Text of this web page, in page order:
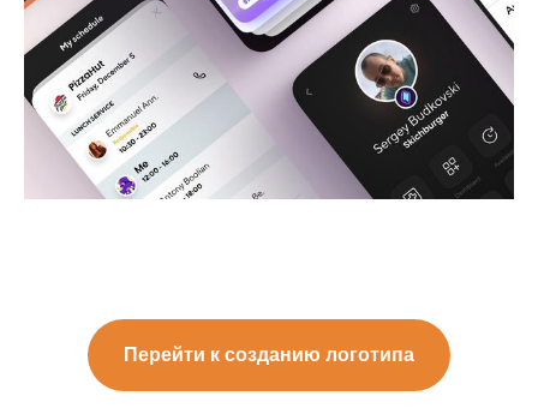
Перейти к созданию логотипа